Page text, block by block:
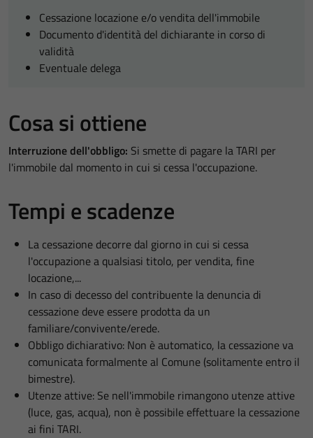
Cessazione locazione e/o vendita dell'immobile
Documento d'identità del dichiarante in corso di
validità
Eventuale delega
Cosa si ottiene
Interruzione dell'obbligo: Si smette di pagare la TARI per
l'immobile dal momento in cui si cessa l'occupazione.
Tempi e scadenze
La cessazione decorre dal giorno in cui si cessa
l'occupazione a qualsiasi titolo, per vendita, fine
locazione,...
In caso di decesso del contribuente la denuncia di
cessazione deve essere prodotta da un
familiare/convivente/erede.
Obbligo dichiarativo: Non è automatico, la cessazione va
comunicata formalmente al Comune (solitamente entro il
bimestre).
Utenze attive: Se nell'immobile rimangono utenze attive
(luce, gas, acqua), non è possibile effettuare la cessazione
ai fini TARI.